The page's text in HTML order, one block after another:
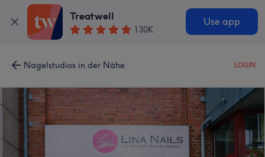
Treatwell
130K
Use app
Nagelstudios in der Nähe LOGIN